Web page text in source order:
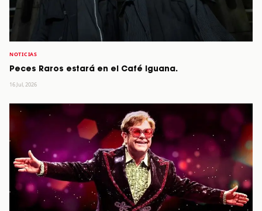
NOTICIAS
Peces Raros estará en el Café Iguana.
16 Jul, 2026